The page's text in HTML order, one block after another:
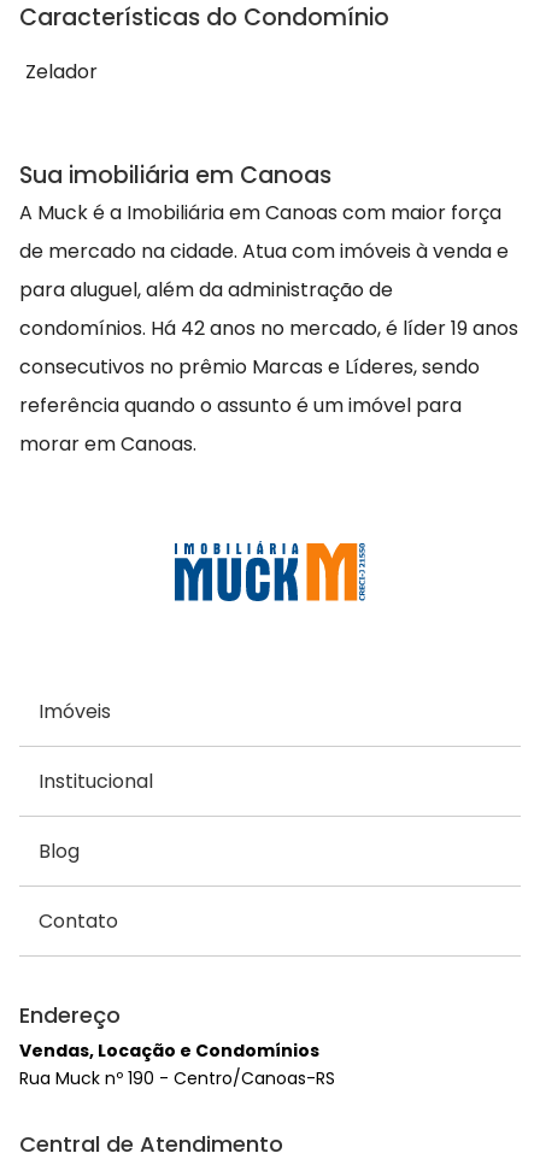
Características do Condomínio
Zelador
Sua imobiliária em Canoas
A Muck é a Imobiliária em Canoas com maior força
de mercado na cidade. Atua com imóveis à venda e
para aluguel, além da administração de
condomínios. Há 42 anos no mercado, é líder 19 anos
consecutivos no prêmio Marcas e Líderes, sendo
referência quando o assunto é um imóvel para
morar em Canoas.
Imóveis
Institucional
Blog
Contato
Endereço
Vendas, Locação e Condomínios
Rua Muck nº 190 - Centro/Canoas-RS
Central de Atendimento